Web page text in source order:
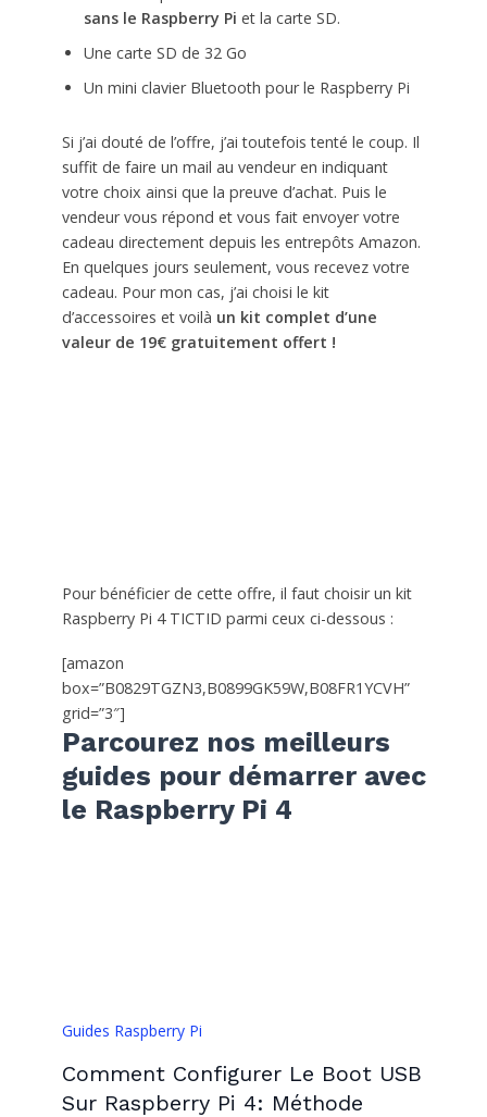
sans le Raspberry Pi et la carte SD.
Une carte SD de 32 Go
Un mini clavier Bluetooth pour le Raspberry Pi
Si j’ai douté de l’offre, j’ai toutefois tenté le coup. Il
suffit de faire un mail au vendeur en indiquant
votre choix ainsi que la preuve d’achat. Puis le
vendeur vous répond et vous fait envoyer votre
cadeau directement depuis les entrepôts Amazon.
En quelques jours seulement, vous recevez votre
cadeau. Pour mon cas, j’ai choisi le kit
d’accessoires et voilà un kit complet d’une
valeur de 19€ gratuitement offert !
Pour bénéficier de cette offre, il faut choisir un kit
Raspberry Pi 4 TICTID parmi ceux ci-dessous :
[amazon
box=”B0829TGZN3,B0899GK59W,B08FR1YCVH”
grid=”3″]
Parcourez nos meilleurs
guides pour démarrer avec
le Raspberry Pi 4
Guides Raspberry Pi
Comment Configurer Le Boot USB
Sur Raspberry Pi 4: Méthode